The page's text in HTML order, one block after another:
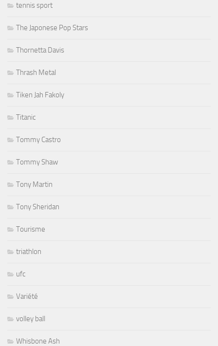
tennis sport
The Japonese Pop Stars
Thornetta Davis
Thrash Metal
Tiken Jah Fakoly
Titanic
Tommy Castro
Tommy Shaw
Tony Martin
Tony Sheridan
Tourisme
triathlon
ufc
Variété
volley ball
Whisbone Ash